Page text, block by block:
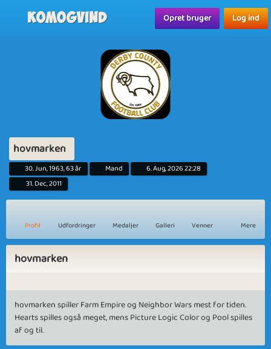
Komogvind Opret bruger Log ind
hovmarken
30. Jun, 1963, 63 år Mand
6. Aug, 2026 22:28
31. Dec, 2011
Profil Udfordringer Medaljer Galleri Venner Mere
hovmarken
hovmarken spiller Farm Empire og Neighbor Wars mest for tiden.
Hearts spilles også meget, mens Picture Logic Color og Pool spilles
af og til.